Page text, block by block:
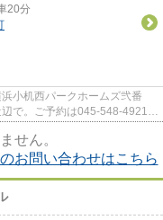
20分
小机西パークホームズ弐番
で。ご予約は045-548-4921、
せん。
お問い合わせはこちら